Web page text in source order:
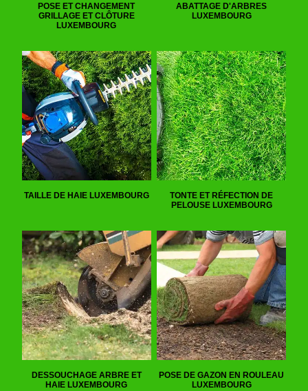
POSE ET CHANGEMENT
GRILLAGE ET CLÔTURE
LUXEMBOURG
ABATTAGE D'ARBRES
LUXEMBOURG
TAILLE DE HAIE LUXEMBOURG
TONTE ET RÉFECTION DE
PELOUSE LUXEMBOURG
DESSOUCHAGE ARBRE ET
HAIE LUXEMBOURG
POSE DE GAZON EN ROULEAU
LUXEMBOURG